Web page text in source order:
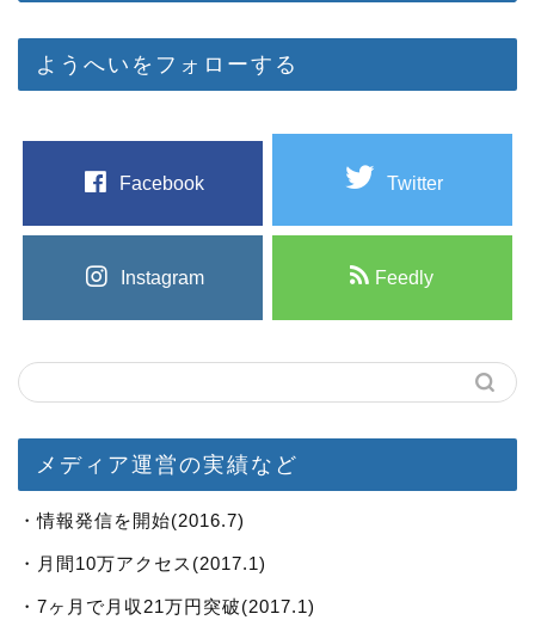
ようへいをフォローする
Facebook Twitter
Instagram Feedly
メディア運営の実績など
・情報発信を開始(2016.7)
・月間10万アクセス(2017.1)
・7ヶ月で月収21万円突破(2017.1)